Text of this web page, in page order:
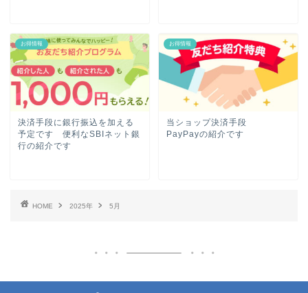
お得情報
決済手段に銀行振込を加える
予定です 便利なSBIネット銀
行の紹介です
お得情報
当ショップ決済手段
PayPayの紹介です
HOME 2025年 5月